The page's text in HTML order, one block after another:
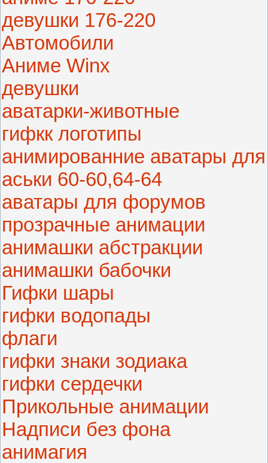
девушки 176-220
Автомобили
Аниме Winx
девушки
аватарки-животные
гифкк логотипы
анимированние аватары для
аськи 60-60,64-64
аватары для форумов
прозрачные анимации
анимашки абстракции
анимашки бабочки
Гифки шары
гифки водопады
флаги
гифки знаки зодиака
гифки сердечки
Прикольные анимации
Надписи без фона
анимагия